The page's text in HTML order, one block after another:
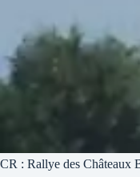
CR : Rallye des Châteaux